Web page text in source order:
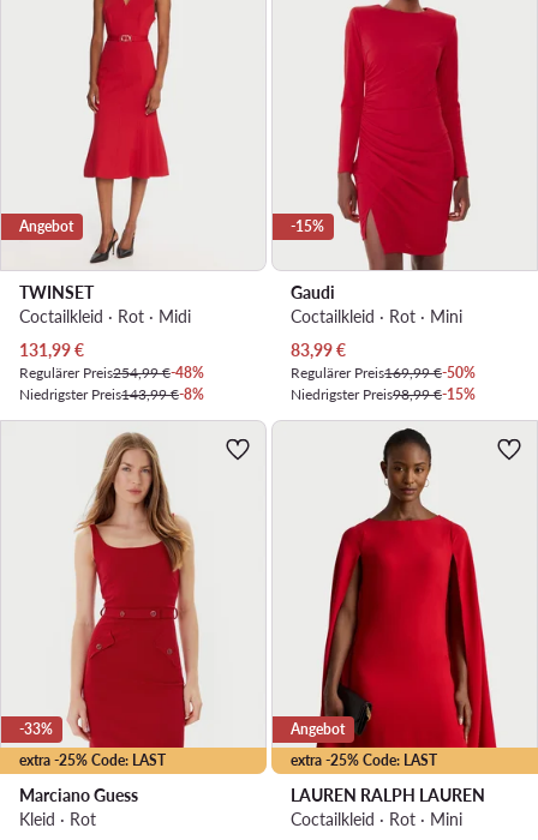
Angebot
TWINSET
Coctailkleid · Rot · Midi
Aktueller Preis
131,99€
Regulärer Preis254,99 €-48%
Niedrigster Preis143,99 €-8%
-15%
Gaudi
Coctailkleid · Rot · Mini
Aktueller Preis
83,99€
Regulärer Preis169,99 €-50%
Niedrigster Preis98,99 €-15%
extra -25% Code: LAST
-33%
Marciano Guess
Kleid · Rot
extra -25% Code: LAST
Angebot
LAUREN RALPH LAUREN
Coctailkleid · Rot · Mini